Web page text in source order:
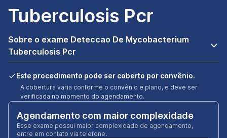
Tuberculosis Pcr
Sobre o exame Deteccao De Mycobacterium
Tuberculosis Pcr
Este procedimento pode ser coberto por convênio.
A cobertura varia conforme o convênio e plano, e deve ser
verificada no momento do agendamento.
Agendamento com maior complexidade
Esse exame possui maior complexidade de agendamento,
entre em contato via telefone.